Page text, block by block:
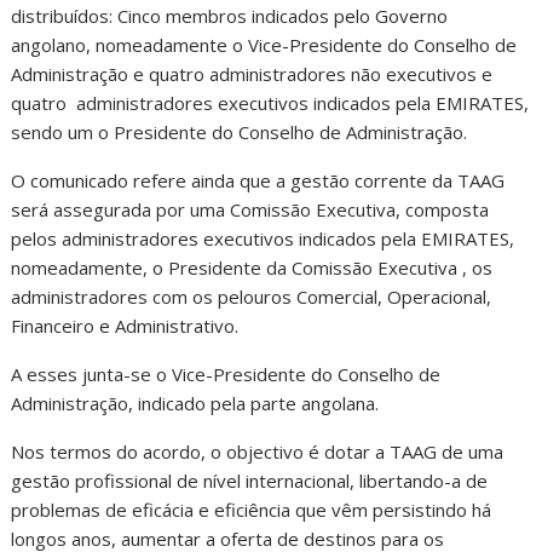
distribuídos: Cinco membros indicados pelo Governo
angolano, nomeadamente o Vice-Presidente do Conselho de
Administração e quatro administradores não executivos e
quatro administradores executivos indicados pela EMIRATES,
sendo um o Presidente do Conselho de Administração.
O comunicado refere ainda que a gestão corrente da TAAG
será assegurada por uma Comissão Executiva, composta
pelos administradores executivos indicados pela EMIRATES,
nomeadamente, o Presidente da Comissão Executiva , os
administradores com os pelouros Comercial, Operacional,
Financeiro e Administrativo.
A esses junta-se o Vice-Presidente do Conselho de
Administração, indicado pela parte angolana.
Nos termos do acordo, o objectivo é dotar a TAAG de uma
gestão profissional de nível internacional, libertando-a de
problemas de eficácia e eficiência que vêm persistindo há
longos anos, aumentar a oferta de destinos para os